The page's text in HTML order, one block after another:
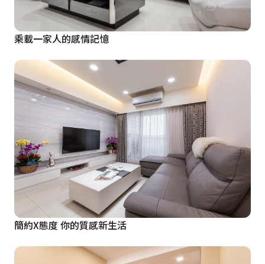
乘載一家人的感情記憶
簡約X態度 你的質感新生活